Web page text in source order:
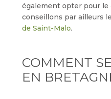
également opter pour le
conseillons par ailleurs
de Saint-Malo.
COMMENT
EN